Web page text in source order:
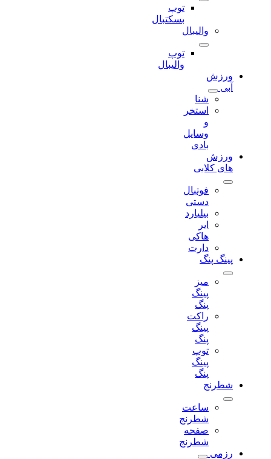
توپ
بسکتبال
والیبال
توپ
والیبال
ورزش
شنا
استخر
وسایل
ورزش
های کلابی
فوتبال
دستی
بیلیارد
دارت
پینگ پنگ
میز
راکت
توپ
شطرنج
ساعت
شطرنج
صفحه
شطرنج
رزمی